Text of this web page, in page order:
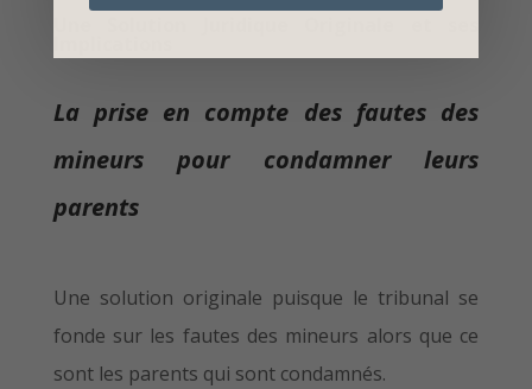
La prise en compte des fautes des
mineurs pour condamner leurs
parents
Une solution originale puisque le tribunal se
fonde sur les fautes des mineurs alors que ce
sont les parents qui sont condamnés.